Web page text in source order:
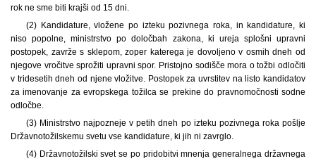
rok ne sme biti krajši od 15 dni.
(2) Kandidature, vložene po izteku pozivnega roka, in kandidature, ki
niso popolne, ministrstvo po določbah zakona, ki ureja splošni upravni
postopek, zavrže s sklepom, zoper katerega je dovoljeno v osmih dneh od
njegove vročitve sprožiti upravni spor. Pristojno sodišče mora o tožbi odločiti
v tridesetih dneh od njene vložitve. Postopek za uvrstitev na listo kandidatov
za imenovanje za evropskega tožilca se prekine do pravnomočnosti sodne
odločbe.
(3) Ministrstvo najpozneje v petih dneh po izteku pozivnega roka pošlje
Državnotožilskemu svetu vse kandidature, ki jih ni zavrglo.
(4) Državnotožilski svet se po pridobitvi mnenja generalnega državnega